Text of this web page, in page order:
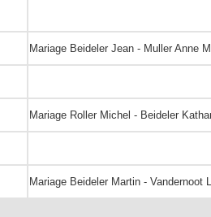
Mariage Beideler Jean - Muller Anne
Mariage Roller Michel - Beideler
Mariage Beideler Martin - Vandernoot